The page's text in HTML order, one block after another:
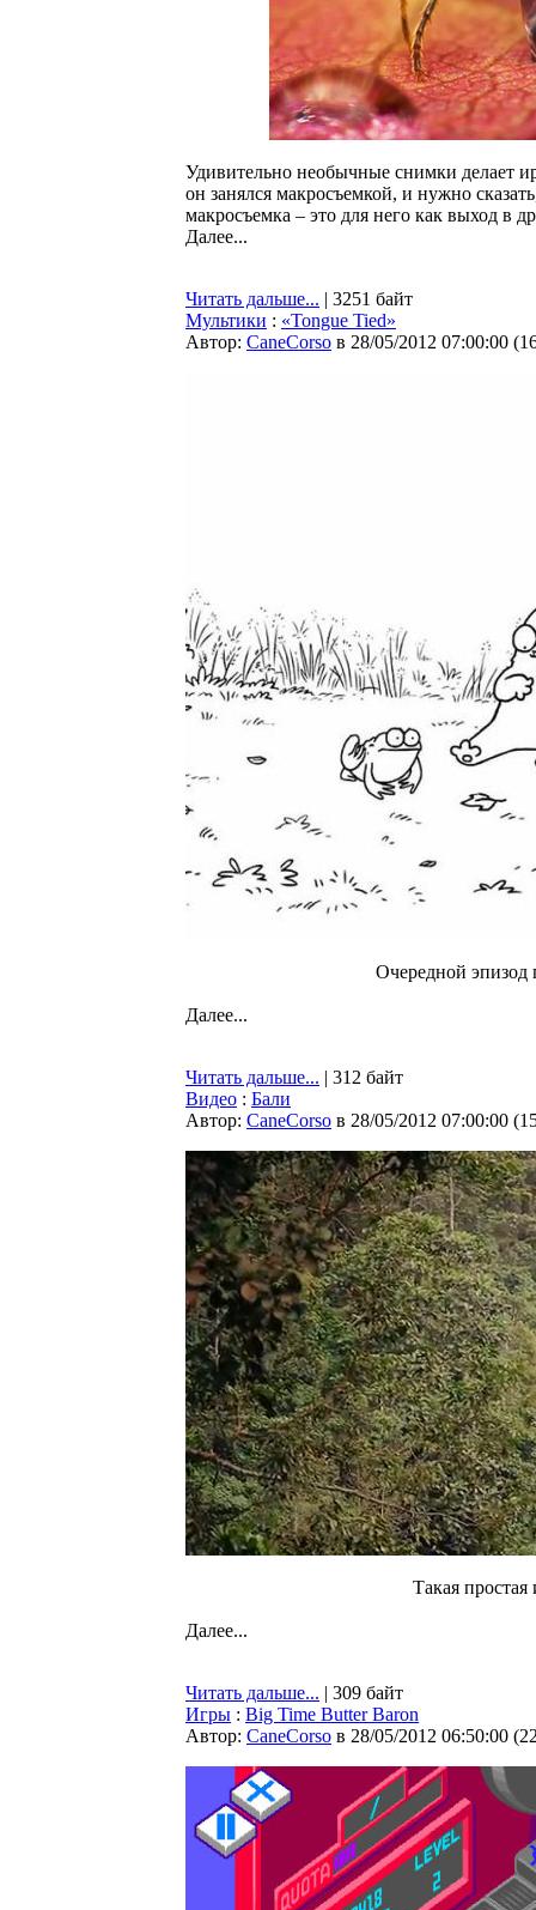
Удивительно необычные снимки делает
он занялся макросъемкой, и нужно
макросъемка – это для него как выход в
Далее...
Читать дальше... | 3251 байт
Мультики : «Tongue Tied»
Автор: CaneCorso в 28/05/2012 07:00:00 (
Очередной
Далее...
Читать дальше... | 312 байт
Видео : Бали
Автор: CaneCorso в 28/05/2012 07:00:00 (
Такая
Далее...
Читать дальше... | 309 байт
Игры : Big Time Butter Baron
Автор: CaneCorso в 28/05/2012 06:50:00 (